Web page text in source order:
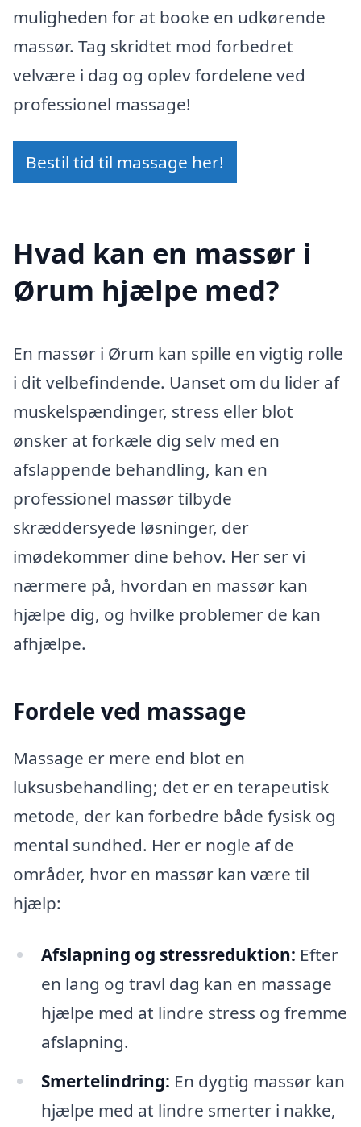
muligheden for at booke en udkørende
massør. Tag skridtet mod forbedret
velvære i dag og oplev fordelene ved
professionel massage!
Bestil tid til massage her!
Hvad kan en massør i
Ørum hjælpe med?
En massør i Ørum kan spille en vigtig rolle
i dit velbefindende. Uanset om du lider af
muskelspændinger, stress eller blot
ønsker at forkæle dig selv med en
afslappende behandling, kan en
professionel massør tilbyde
skræddersyede løsninger, der
imødekommer dine behov. Her ser vi
nærmere på, hvordan en massør kan
hjælpe dig, og hvilke problemer de kan
afhjælpe.
Fordele ved massage
Massage er mere end blot en
luksusbehandling; det er en terapeutisk
metode, der kan forbedre både fysisk og
mental sundhed. Her er nogle af de
områder, hvor en massør kan være til
hjælp:
Afslapning og stressreduktion: Efter
en lang og travl dag kan en massage
hjælpe med at lindre stress og fremme
afslapning.
Smertelindring: En dygtig massør kan
hjælpe med at lindre smerter i nakke,